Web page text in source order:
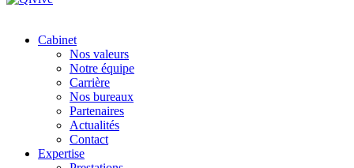
Cabinet
Nos valeurs
Notre équipe
Carrière
Nos bureaux
Partenaires
Actualités
Contact
Expertise